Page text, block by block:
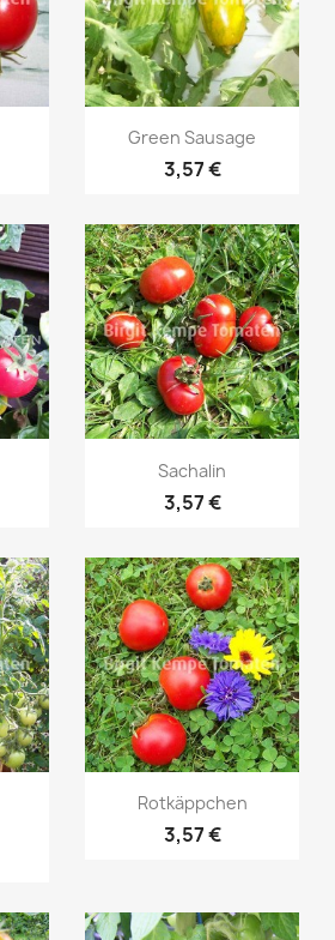
Vorschau
Green Sausage
3,57 €
Vorschau
Sachalin
3,57 €
Vorschau
Rotkäppchen
3,57 €